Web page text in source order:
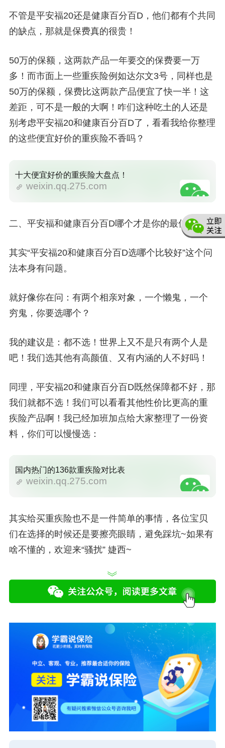
不管是平安福20还是健康百分百D，他们都有个共同
的缺点，那就是保费真的很贵！
50万的保额，这两款产品一年要交的保费要一万
多！而市面上一些重疾险例如达尔文3号，同样也是
50万的保额，保费比这两款产品便宜了快一半！这
差距，可不是一般的大啊！咋们这种吃土的人还是
别考虑平安福20和健康百分百D了，看看我给你整理
的这些便宜好价的重疾险不香吗？
十大便宜好价的重疾险大盘点！
weixin.qq.275.com
二、平安福和健康百分百D哪个才是你的最佳选择？
其实“平安福20和健康百分百D选哪个比较好”这个问
法本身有问题。
就好像你在问：有两个相亲对象，一个懒鬼，一个
穷鬼，你要选哪个？
我的建议是：都不选！世界上又不是只有两个人是
吧！我们选其他有高颜值、又有内涵的人不好吗！
同理，平安福20和健康百分百D既然保障都不好，那
我们就都不选！我们可以看看其他性价比更高的重
疾险产品啊！我已经加班加点给大家整理了一份资
料，你们可以慢慢选：
国内热门的136款重疾险对比表
weixin.qq.275.com
其实给买重疾险也不是一件简单的事情，各位宝贝
们在选择的时候还是要擦亮眼睛，避免踩坑~如果有
啥不懂的，欢迎来“骚扰” 婕西~